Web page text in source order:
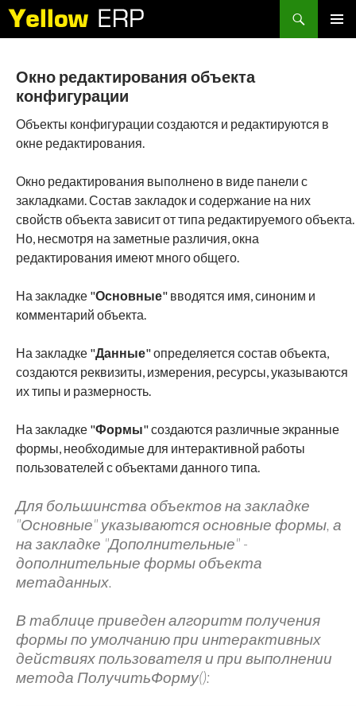
Search
Окно редактирования объекта
конфигурации
Объекты конфигурации создаются и редактируются в
окне редактирования.
Окно редактирования выполнено в виде панели с
закладками. Состав закладок и содержание на них
свойств объекта зависит от типа редактируемого объекта.
Но, несмотря на заметные различия, окна
редактирования имеют много общего.
На закладке "Основные" вводятся имя, синоним и
комментарий объекта.
На закладке "Данные" определяется состав объекта,
создаются реквизиты, измерения, ресурсы, указываются
их типы и размерность.
На закладке "Формы" создаются различные экранные
формы, необходимые для интерактивной работы
пользователей с объектами данного типа.
Для большинства объектов на закладке
"Основные" указываются основные формы, а
на закладке "Дополнительные" -
дополнительные формы объекта
метаданных.
В таблице приведен алгоритм получения
формы по умолчанию при интерактивных
действиях пользователя и при выполнении
метода ПолучитьФорму():